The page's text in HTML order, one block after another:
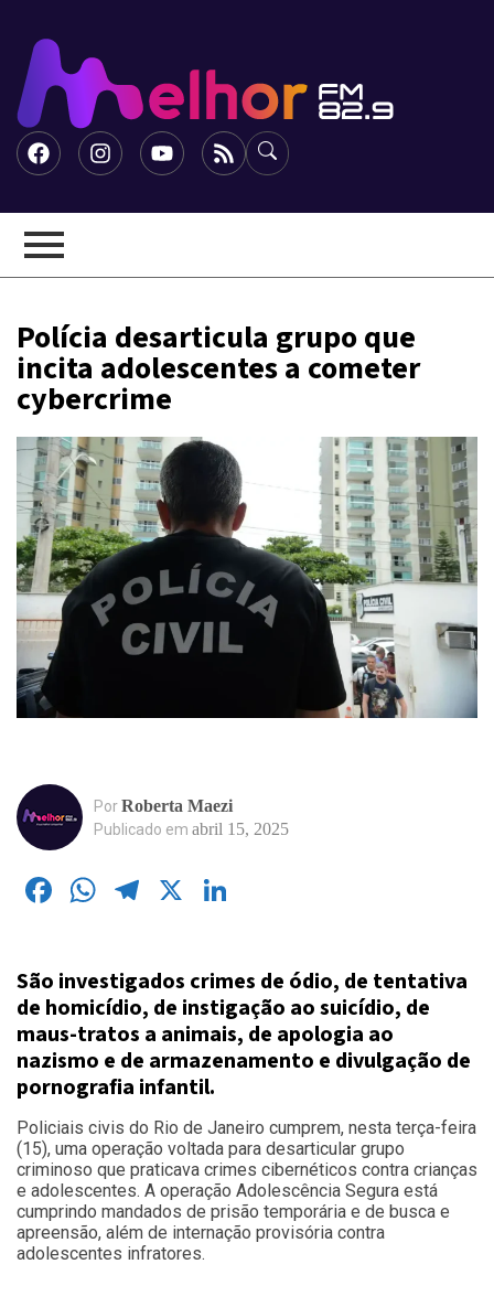
Polícia desarticula grupo que
incita adolescentes a cometer
cybercrime
PorRoberta Maezi
Publicado em abril 15, 2025
Facebook
WhatsApp
Telegram
X
São investigados crimes de ódio, de tentativa
de homicídio, de instigação ao suicídio, de
maus-tratos a animais, de apologia ao
nazismo e de armazenamento e divulgação de
pornografia infantil.
Policiais civis do Rio de Janeiro cumprem, nesta terça-feira
(15), uma operação voltada para desarticular grupo
criminoso que praticava crimes cibernéticos contra crianças
e adolescentes. A operação Adolescência Segura está
cumprindo mandados de prisão temporária e de busca e
apreensão, além de internação provisória contra
adolescentes infratores.